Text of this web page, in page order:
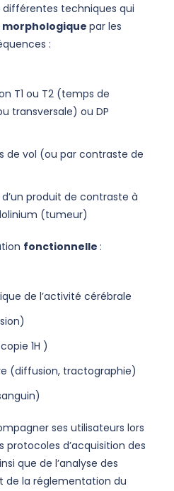
différentes techniques qui
morphologique par les
:
T1 ou T2 (temps de
transversale) ou DP
de vol (ou par contraste de
produit de contraste à
(tumeur)
fonctionnelle :
de l’activité cérébrale
1H )
(diffusion, tractographie)
ses utilisateurs lors
d’acquisition des
que de l’analyse des
de la réglementation du